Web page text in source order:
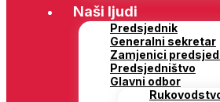
Naši ljudi
Predsjednik
Generalni sekretar
Zamjenici
Predsjedništvo
Glavni odbor